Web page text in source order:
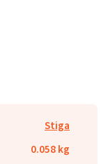
Stiga
0.058 kg